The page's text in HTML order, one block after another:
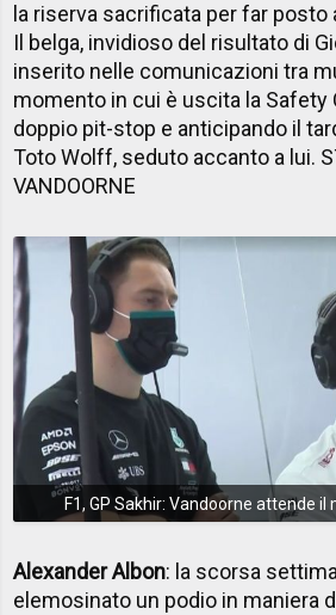
la riserva sacrificata per far posto
Il belga, invidioso del risultato di
inserito nelle comunicazioni tra
momento in cui è uscita la Safety
doppio pit-stop e anticipando il
Toto Wolff, seduto accanto a lui.
VANDOORNE
F1, GP Sakhir: Vandoorne attende
Alexander Albon: la scorsa
elemosinato un podio in maniera